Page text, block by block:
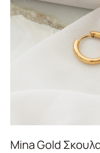
Mina Gold